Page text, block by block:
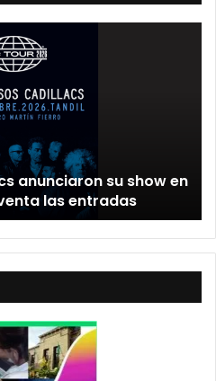
anunciaron su show en
las entradas